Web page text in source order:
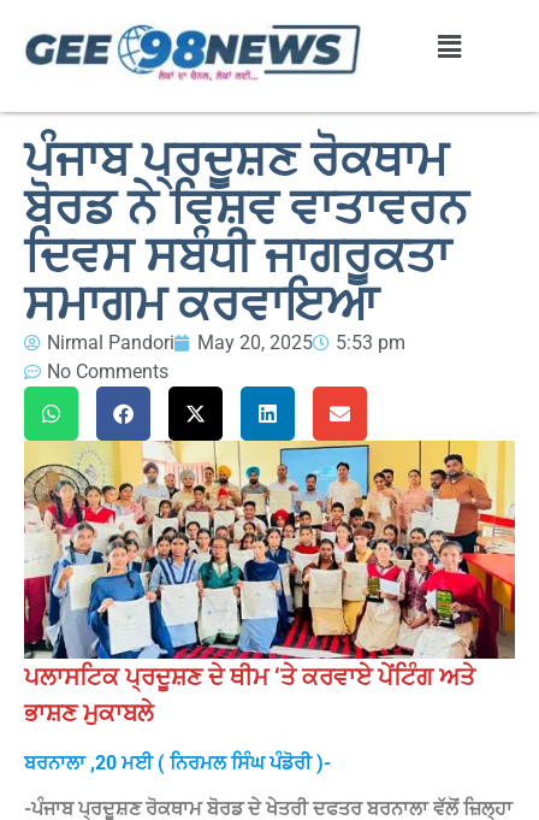
ਪੰਜਾਬ ਪ੍ਰਦੂਸ਼ਣ ਰੋਕਥਾਮ
ਬੋਰਡ ਨੇ ਵਿਸ਼ਵ ਵਾਤਾਵਰਨ
ਦਿਵਸ ਸਬੰਧੀ ਜਾਗਰੂਕਤਾ
ਸਮਾਗਮ ਕਰਵਾਇਆ
Nirmal Pandori May 20, 2025
5:53 pm
No Comments
ਪਲਾਸਟਿਕ ਪ੍ਰਦੂਸ਼ਣ ਦੇ ਥੀਮ ‘ਤੇ ਕਰਵਾਏ ਪੇਂਟਿੰਗ ਅਤੇ
ਭਾਸ਼ਣ ਮੁਕਾਬਲੇ
ਬਰਨਾਲਾ ,20 ਮਈ ( ਨਿਰਮਲ ਸਿੰਘ ਪੰਡੋਰੀ )-
-ਪੰਜਾਬ ਪ੍ਰਦੂਸ਼ਣ ਰੋਕਥਾਮ ਬੋਰਡ ਦੇ ਖੇਤਰੀ ਦਫਤਰ ਬਰਨਾਲਾ ਵੱਲੋਂ ਜ਼ਿਲ੍ਹਾ